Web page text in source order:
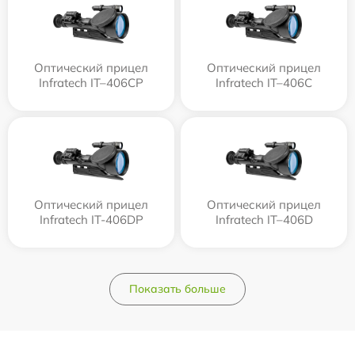
Оптический прицел
Infratech IT–406СP
Оптический прицел
Infratech IT–406С
Оптический прицел
Infratech IT-406DP
Оптический прицел
Infratech IT–406D
Показать больше